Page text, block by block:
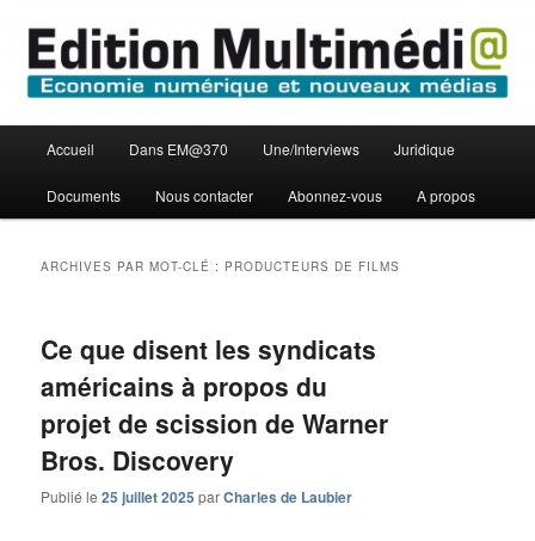
contenu
principal
contenu
secondaire
Edition Multimédi@
principal
Accueil Dans EM@370 Une/Interviews Juridique
Documents Nous contacter Abonnez-vous A propos
ARCHIVES PAR MOT-CLÉ : PRODUCTEURS DE FILMS
Ce que disent les syndicats
américains à propos du
projet de scission de Warner
Bros. Discovery
Publié le25 juillet 2025 parCharles de Laubier